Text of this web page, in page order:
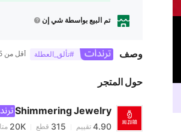
تم البيع بواسطة شي إن
وصف #تألق_العطلة أقل من 0.5 قيراط,يومي,عيد الحب,IF
حول المتجر
Shimmering Jewelry
4.90
315
20K
4.90
4.90 تقييم 315 قطع 20K